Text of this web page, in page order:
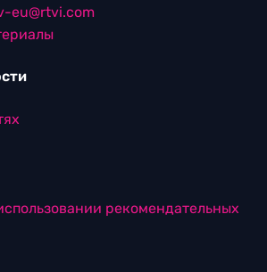
eu@rtvi.com
рекомендательных